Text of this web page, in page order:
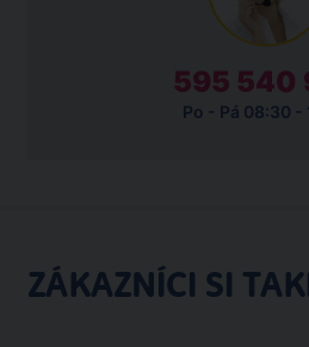
595 540
Po - Pá 08:30 -
ZÁKAZNÍCI SI